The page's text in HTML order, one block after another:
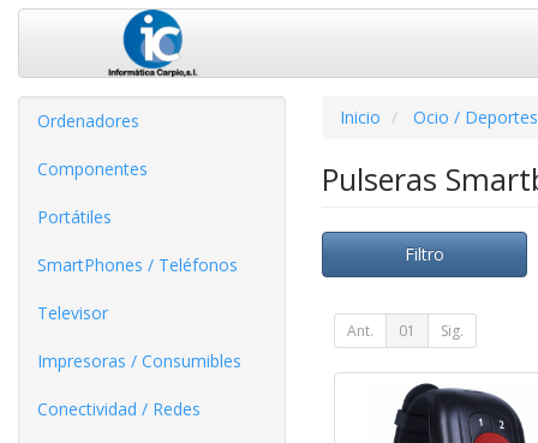
Ordenadores
Componentes
Portátiles
SmartPhones / Teléfonos
Televisor
Impresoras / Consumibles
Conectividad / Redes
Inicio Ocio /
Pulseras
Filtro
Ant. 01 Sig.